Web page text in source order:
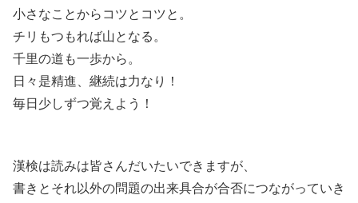
小さなことからコツとコツと。
チリもつもれば山となる。
千里の道も一歩から。
日々是精進、継続は力なり！
毎日少しずつ覚えよう！
漢検は読みは皆さんだいたいできますが、
書きとそれ以外の問題の出来具合が合否につながっていき